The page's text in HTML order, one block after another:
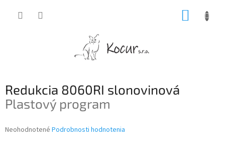
Redukcia 8060RI slonovinová
Plastový program
Priemerné
Neohodnotené Podrobnosti hodnotenia